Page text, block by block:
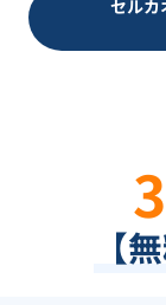
セルカ
【